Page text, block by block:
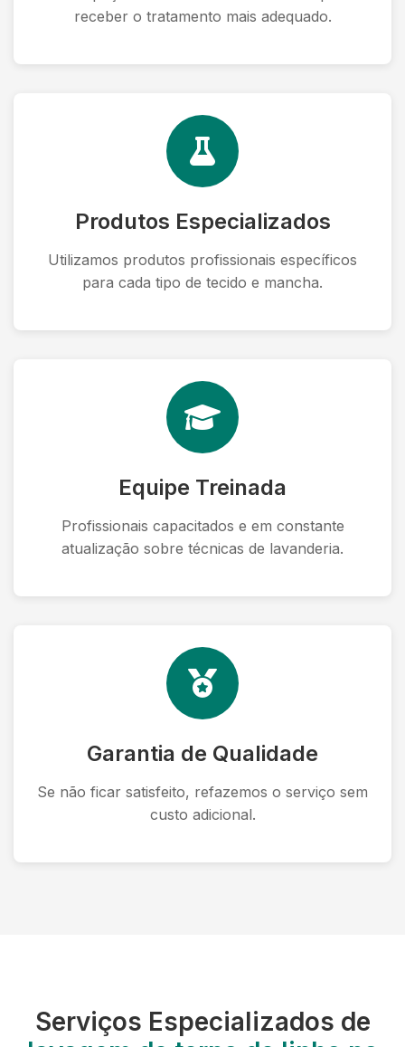
receber o tratamento mais adequado.
Produtos Especializados
Utilizamos produtos profissionais específicos
para cada tipo de tecido e mancha.
Equipe Treinada
Profissionais capacitados e em constante
atualização sobre técnicas de lavanderia.
Garantia de Qualidade
Se não ficar satisfeito, refazemos o serviço sem
custo adicional.
Serviços Especializados de